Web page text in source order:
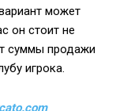
может
он стоит не
суммы продажи
игрока.